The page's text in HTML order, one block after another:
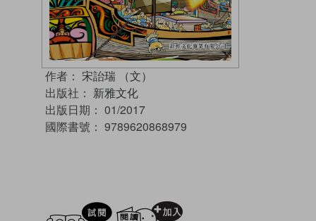
作者： 宋詒瑞 （文）
出版社： 新雅文化
出版日期： 01/2017
國際書號： 9789620868979
試閲